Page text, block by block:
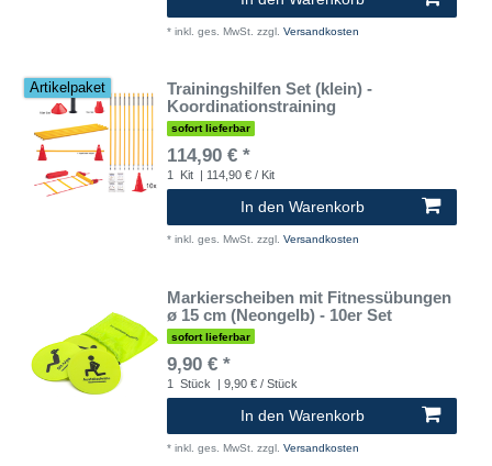
* inkl. ges. MwSt. zzgl. Versandkosten
Artikelpaket
Trainingshilfen Set (klein) -
Koordinationstraining
sofort lieferbar
114,90 € *
1 Kit | 114,90 € / Kit
In den Warenkorb
* inkl. ges. MwSt. zzgl. Versandkosten
Markierscheiben mit Fitnessübungen
ø 15 cm (Neongelb) - 10er Set
sofort lieferbar
9,90 € *
1 Stück | 9,90 € / Stück
In den Warenkorb
* inkl. ges. MwSt. zzgl. Versandkosten